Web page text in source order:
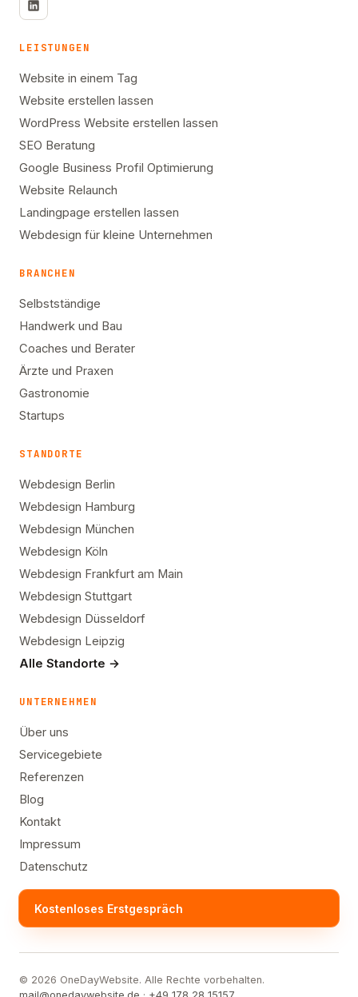
LEISTUNGEN
Website in einem Tag
Website erstellen lassen
WordPress Website erstellen lassen
SEO Beratung
Google Business Profil Optimierung
Website Relaunch
Landingpage erstellen lassen
Webdesign für kleine Unternehmen
BRANCHEN
Selbstständige
Handwerk und Bau
Coaches und Berater
Ärzte und Praxen
Gastronomie
Startups
STANDORTE
Webdesign Berlin
Webdesign Hamburg
Webdesign München
Webdesign Köln
Webdesign Frankfurt am Main
Webdesign Stuttgart
Webdesign Düsseldorf
Webdesign Leipzig
Alle Standorte →
UNTERNEHMEN
Über uns
Servicegebiete
Referenzen
Blog
Kontakt
Impressum
Datenschutz
Kostenloses Erstgespräch
© 2026 OneDayWebsite. Alle Rechte vorbehalten.